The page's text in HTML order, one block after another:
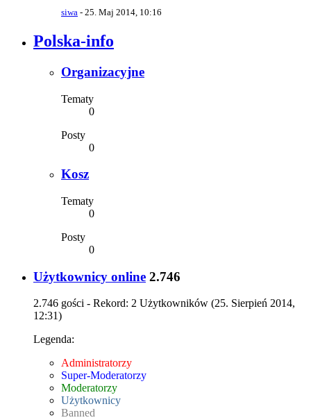
siwa - 25. Maj 2014, 10:16
Polska-info
Organizacyjne
Tematy
0
Posty
0
Kosz
Tematy
0
Posty
0
Użytkownicy online 2.746
2.746 gości - Rekord: 2 Użytkowników (25. Sierpień 2014,
12:31)
Legenda:
Administratorzy
Super-Moderatorzy
Moderatorzy
Użytkownicy
Banned